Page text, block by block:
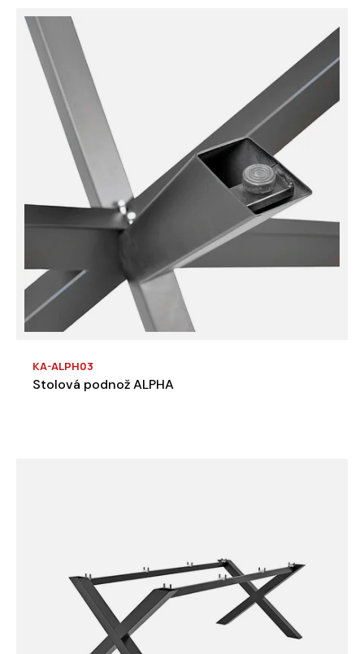
KA-ALPH03
Stolová podnož ALPHA